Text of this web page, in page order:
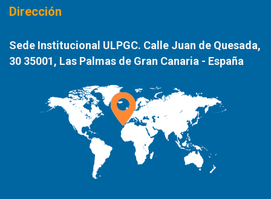
Dirección
Sede Institucional ULPGC. Calle Juan de Quesada,
30 35001, Las Palmas de Gran Canaria - España